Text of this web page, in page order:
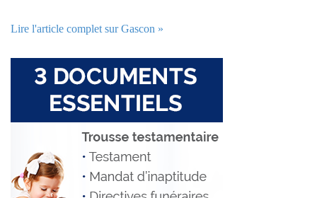
Lire l'article complet sur Gascon »